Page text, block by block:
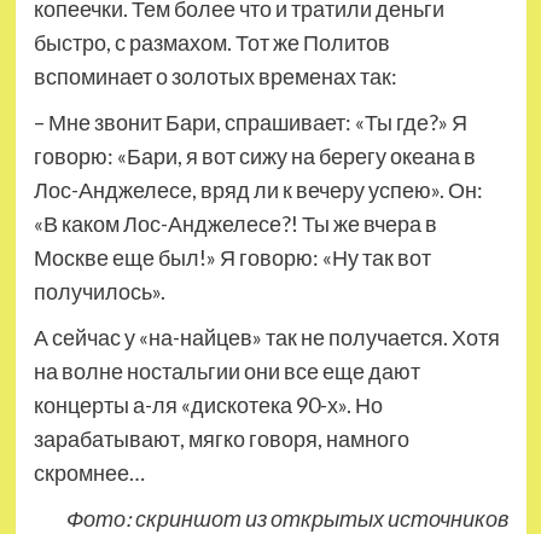
копеечки. Тем более что и тратили деньги
быстро, с размахом. Тот же Политов
вспоминает о золотых временах так:
– Мне звонит Бари, спрашивает: «Ты где?» Я
говорю: «Бари, я вот сижу на берегу океана в
Лос-Анджелесе, вряд ли к вечеру успею». Он:
«В каком Лос-Анджелесе?! Ты же вчера в
Москве еще был!» Я говорю: «Ну так вот
получилось».
А сейчас у «на-найцев» так не получается. Хотя
на волне ностальгии они все еще дают
концерты а-ля «дискотека 90-х». Но
зарабатывают, мягко говоря, намного
скромнее…
Фото: скриншот из открытых источников